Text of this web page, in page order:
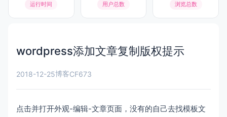
运行时间 用户总数 浏览总数
wordpress添加文章复制版权提示
2018-12-25博客CF673
点击并打开外观-编辑-文章页面，没有的自己去找模板文